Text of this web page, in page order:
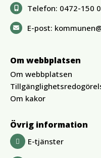
Telefon: 0472-150
E-post:
Om webbplatsen
Om webbplatsen
Om kakor
Övrig information
E-tjänster